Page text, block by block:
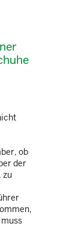
ob
der
zu